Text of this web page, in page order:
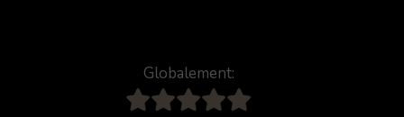
Globalement: